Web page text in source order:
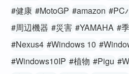
#健康 #MotoGP #amazon #PC
#周辺機器 #災害 #YAMAHA #
#Nexus4 #Windows 10
#Windows10IP #植物 #Pigu